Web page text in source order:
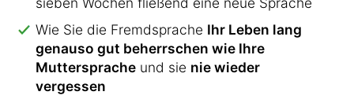
Wie Sie die Fremdsprache Ihr Leben lang
genauso gut beherrschen wie Ihre
Muttersprache und sie nie wieder
vergessen